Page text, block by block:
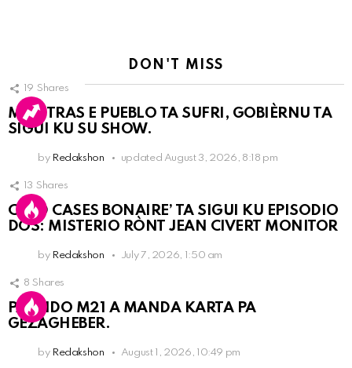
DON'T MISS
19 Shares
MIENTRAS E PUEBLO TA SUFRI, GOBIÈRNU TA
SIGUI KU SU SHOW.
by Redakshon updated August 3, 2026, 8:18 pm
13 Shares
COLD CASES BONAIRE’ TA SIGUI KU EPISODIO
DOS: MISTERIO RÒNT JEAN CIVERT MONITOR
by Redakshon July 7, 2026, 1:50 am
8 Shares
PARTIDO M21 A MANDA KARTA PA
GEZAGHEBER.
by Redakshon August 1, 2026, 10:49 pm